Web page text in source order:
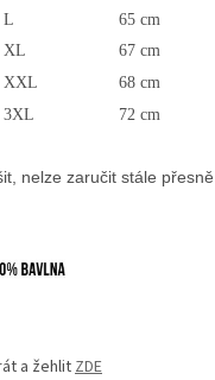
L
65 cm
XL
67 cm
XXL
68 cm
3XL
72 cm
nelze zaručit stále
a žehlitZDE